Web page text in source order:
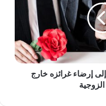
إرضاء غرائزه خارج
الزوجية